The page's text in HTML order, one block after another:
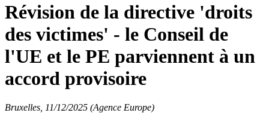
Révision de la directive 'droits
des victimes' - le Conseil de
l'UE et le PE parviennent à un
accord provisoire
Bruxelles, 11/12/2025 (Agence Europe)